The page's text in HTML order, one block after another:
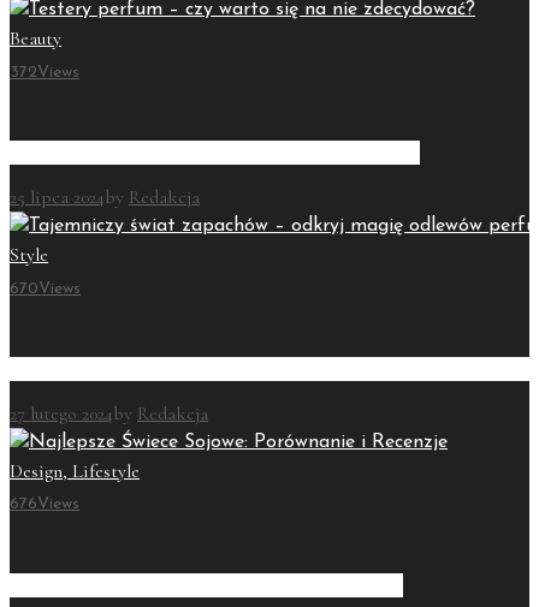
Beauty
372Views
25 lipca 2024by Redakcja
Style
670Views
27 lutego 2024by Redakcja
Design, Lifestyle
676Views